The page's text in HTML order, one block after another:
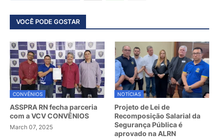
VOCÊ PODE GOSTAR
CONVÊNIOS
ASSPRA RN fecha parceria
com a VCV CONVÊNIOS
March 07, 2025
NOTÍCIAS
Projeto de Lei de
Recomposição Salarial da
Segurança Pública é
aprovado na ALRN